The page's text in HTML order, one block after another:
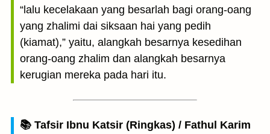
“lalu kecelakaan yang besarlah bagi orang-oang
yang zhalimi dai siksaan hai yang pedih
(kiamat),” yaitu, alangkah besarnya kesedihan
orang-oang zhalim dan alangkah besarnya
kerugian mereka pada hari itu.
📚 Tafsir Ibnu Katsir (Ringkas) / Fathul Karim